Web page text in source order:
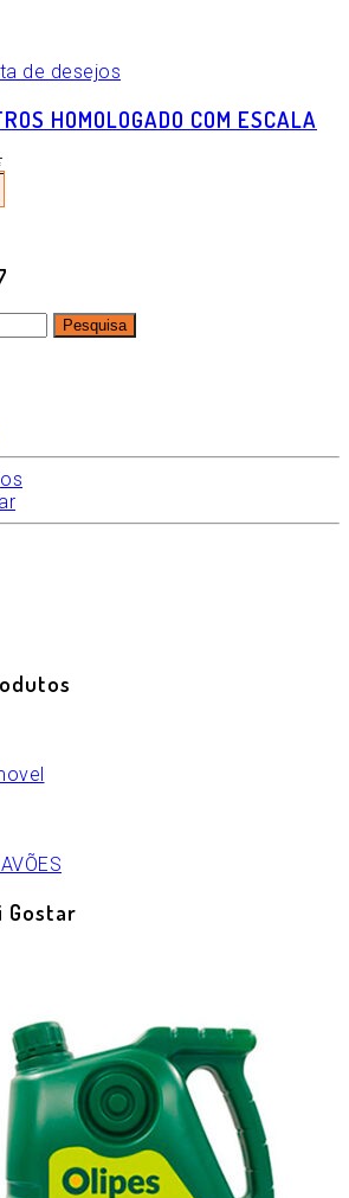
de desejos
HOMOLOGADO COM ESCALA
Pesquisa
Gostar